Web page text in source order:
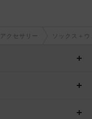
アクセサリー ソックス＋